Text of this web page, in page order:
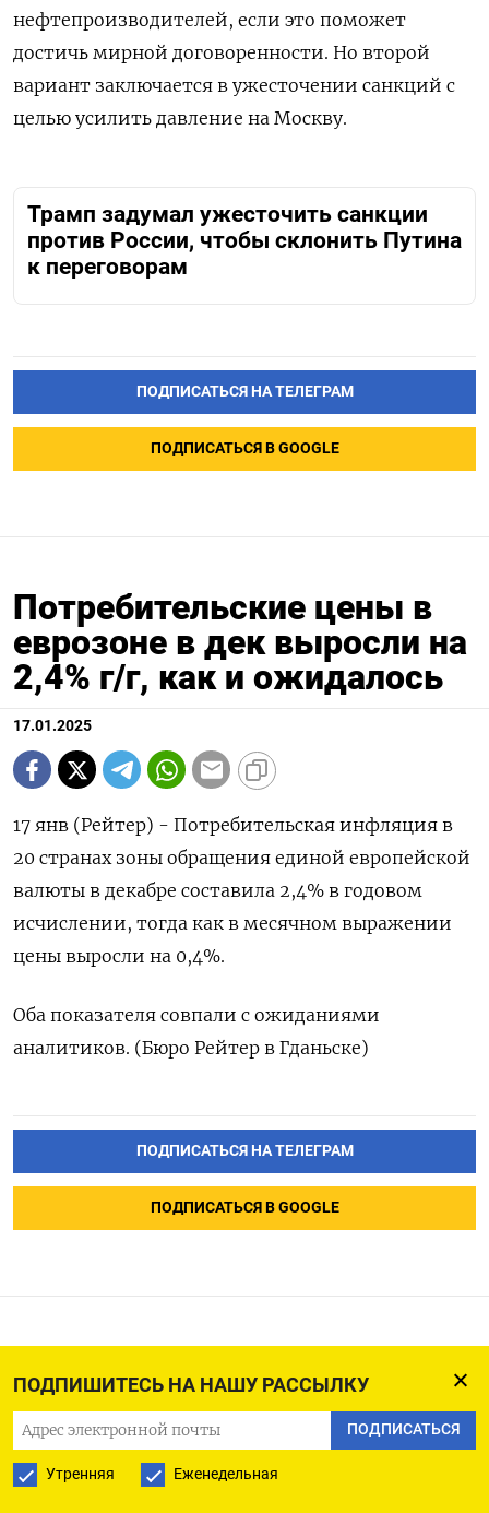
ПОДПИШИТЕСЬ НА НАШУ РАССЫЛКУ
ПОДПИСАТЬСЯ
Утренняя Еженедельная
нефтепроизводителей, если это поможет
достичь мирной договоренности. Но второй
вариант заключается в ужесточении санкций с
целью усилить давление на Москву.
Трамп задумал ужесточить санкции
против России, чтобы склонить Путина
к переговорам
ПОДПИСАТЬСЯ НА ТЕЛЕГРАМ
ПОДПИСАТЬСЯ В GOOGLE
Потребительские цены в
еврозоне в дек выросли на
2,4% г/г, как и ожидалось
17.01.2025
17 янв (Рейтер) - Потребительская инфляция в
20 странах зоны обращения единой европейской
валюты в декабре составила 2,4% в годовом
исчислении, тогда как в месячном выражении
цены выросли на 0,4%.
Оба показателя совпали с ожиданиями
аналитиков. (Бюро Рейтер в Гданьске)
ПОДПИСАТЬСЯ НА ТЕЛЕГРАМ
ПОДПИСАТЬСЯ В GOOGLE
МНЕНИЯ
позицией редакции The Moscow Times.
Соглашение Израиля с
«Хамасом». Подписано, но